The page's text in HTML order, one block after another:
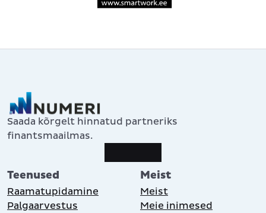
Saada kõrgelt hinnatud partneriks
finantsmaailmas.
Teenused
Raamatupidamine
Palgaarvestus
Meist
Meist
Meie inimesed